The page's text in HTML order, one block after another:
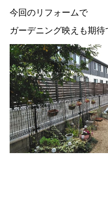
今回のリフォームで
ガーデニング映えも期